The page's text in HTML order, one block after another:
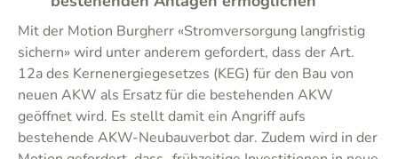
Mit der Motion Burgherr «Stromversorgung langfristig
sichern» wird unter anderem gefordert, dass der Art.
12a des Kernenergiegesetzes (KEG) für den Bau von
neuen AKW als Ersatz für die bestehenden AKW
geöffnet wird. Es stellt damit ein Angriff aufs
bestehende AKW-Neubauverbot dar. Zudem wird in der